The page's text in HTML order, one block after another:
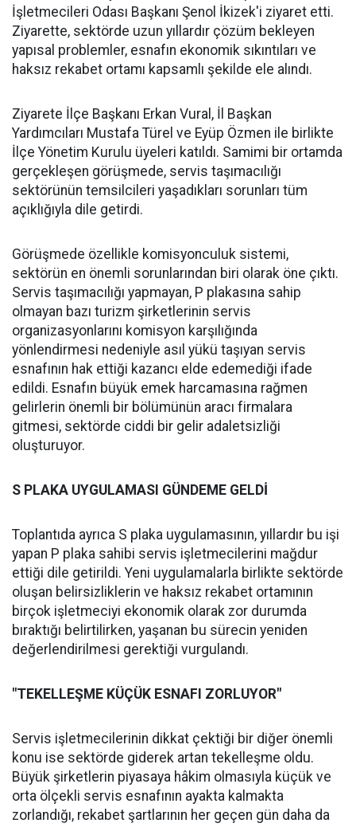
İşletmecileri Odası Başkanı Şenol İkizek'i ziyaret etti.
Ziyarette, sektörde uzun yıllardır çözüm bekleyen
yapısal problemler, esnafın ekonomik sıkıntıları ve
haksız rekabet ortamı kapsamlı şekilde ele alındı.
Ziyarete İlçe Başkanı Erkan Vural, İl Başkan
Yardımcıları Mustafa Türel ve Eyüp Özmen ile birlikte
İlçe Yönetim Kurulu üyeleri katıldı. Samimi bir ortamda
gerçekleşen görüşmede, servis taşımacılığı
sektörünün temsilcileri yaşadıkları sorunları tüm
açıklığıyla dile getirdi.
Görüşmede özellikle komisyonculuk sistemi,
sektörün en önemli sorunlarından biri olarak öne çıktı.
Servis taşımacılığı yapmayan, P plakasına sahip
olmayan bazı turizm şirketlerinin servis
organizasyonlarını komisyon karşılığında
yönlendirmesi nedeniyle asıl yükü taşıyan servis
esnafının hak ettiği kazancı elde edemediği ifade
edildi. Esnafın büyük emek harcamasına rağmen
gelirlerin önemli bir bölümünün aracı firmalara
gitmesi, sektörde ciddi bir gelir adaletsizliği
oluşturuyor.
S PLAKA UYGULAMASI GÜNDEME GELDİ
Toplantıda ayrıca S plaka uygulamasının, yıllardır bu işi
yapan P plaka sahibi servis işletmecilerini mağdur
ettiği dile getirildi. Yeni uygulamalarla birlikte sektörde
oluşan belirsizliklerin ve haksız rekabet ortamının
birçok işletmeciyi ekonomik olarak zor durumda
bıraktığı belirtilirken, yaşanan bu sürecin yeniden
değerlendirilmesi gerektiği vurgulandı.
"TEKELLEŞME KÜÇÜK ESNAFI ZORLUYOR"
Servis işletmecilerinin dikkat çektiği bir diğer önemli
konu ise sektörde giderek artan tekelleşme oldu.
Büyük şirketlerin piyasaya hâkim olmasıyla küçük ve
orta ölçekli servis esnafının ayakta kalmakta
zorlandığı, rekabet şartlarının her geçen gün daha da